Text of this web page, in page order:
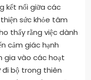
kết nối giữa các
sức khỏe tâm
thấy rằng việc dành
cảm giác hạnh
gia vào các hoạt
đi bộ trong thiên